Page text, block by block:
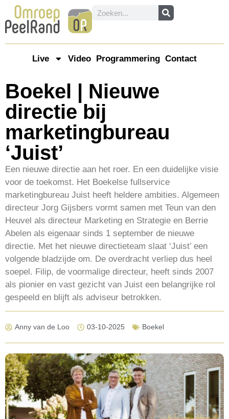
Live Video Programmering Contact
Boekel | Nieuwe
directie bij
marketingbureau
‘Juist’
Een nieuwe directie aan het roer. En een duidelijke visie
voor de toekomst. Het Boekelse fullservice
marketingbureau Juist heeft heldere ambities. Algemeen
directeur Jorg Gijsbers vormt samen met Teun van den
Heuvel als directeur Marketing en Strategie en Berrie
Abelen als eigenaar sinds 1 september de nieuwe
directie. Met het nieuwe directieteam slaat ‘Juist’ een
volgende bladzijde om. De overdracht verliep dus heel
soepel. Filip, de voormalige directeur, heeft sinds 2007
als pionier en vast gezicht van Juist een belangrijke rol
gespeeld en blijft als adviseur betrokken.
Anny van de Loo 03-10-2025 Boekel